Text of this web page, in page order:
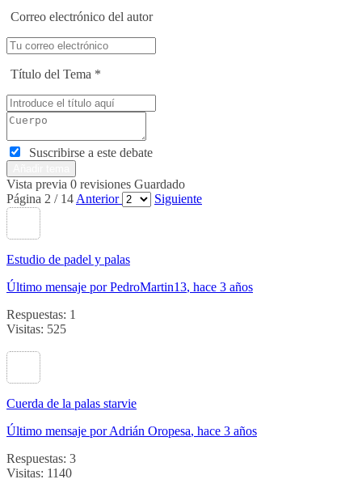
Correo electrónico del autor
Título del Tema *
Suscribirse a este debate
Vista previa 0 revisiones Guardado
Página 2 / 14 Anterior Siguiente
Estudio de padel y palas
Último mensaje por PedroMartin13, hace 3 años
Respuestas: 1
Visitas: 525
Cuerda de la palas starvie
Último mensaje por Adrián Oropesa, hace 3 años
Respuestas: 3
Visitas: 1140